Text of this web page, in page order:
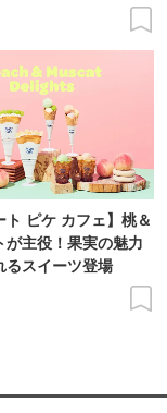
ト ピケ カフェ】桃＆
が主役！果実の魅力
るスイーツ登場